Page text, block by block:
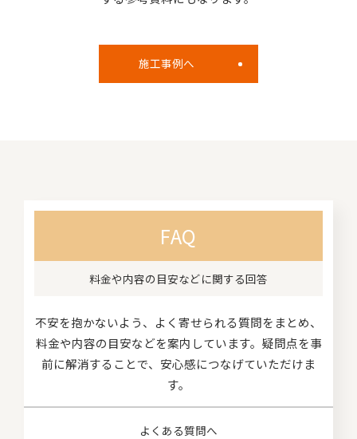
施工事例へ
FAQ
料金や内容の目安などに関する回答
不安を抱かないよう、よく寄せられる質問をまとめ、
料金や内容の目安などを案内しています。疑問点を事
前に解消することで、安心感につなげていただけま
す。
よくある質問へ